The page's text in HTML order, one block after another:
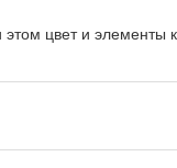
цвет и элементы